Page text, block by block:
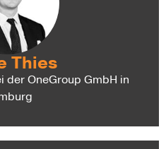
Thies
der OneGroup GmbH in